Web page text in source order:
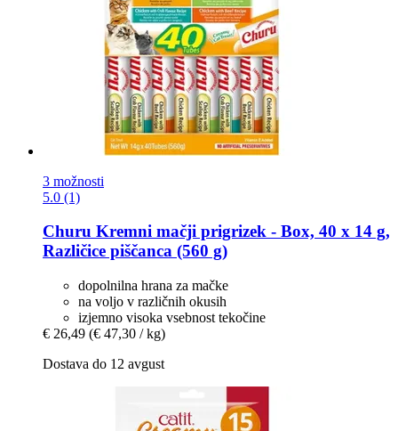
3 možnosti
5.0 (1)
Churu Kremni mačji prigrizek -​ Box, 40 x 14 g,
Različice piščanca (560 g)
dopolnilna hrana za mačke
na voljo v različnih okusih
izjemno visoka vsebnost tekočine
€ 26,49 (€ 47,30 / kg)
Dostava do 12 avgust